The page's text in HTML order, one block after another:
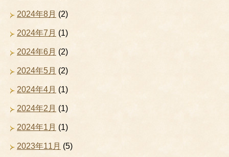
2024年8月 (2)
2024年7月 (1)
2024年6月 (2)
2024年5月 (2)
2024年4月 (1)
2024年2月 (1)
2024年1月 (1)
2023年11月 (5)